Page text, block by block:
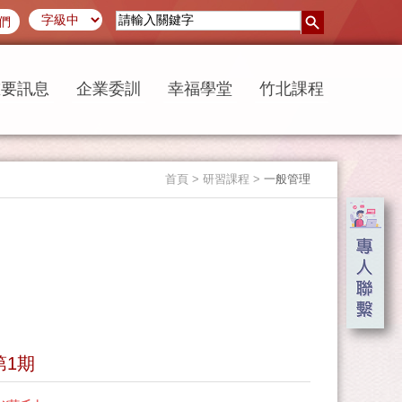
訊息 企業委訓 幸福學堂 竹北課程
首頁 > 研習課程 > 一般管理
1期